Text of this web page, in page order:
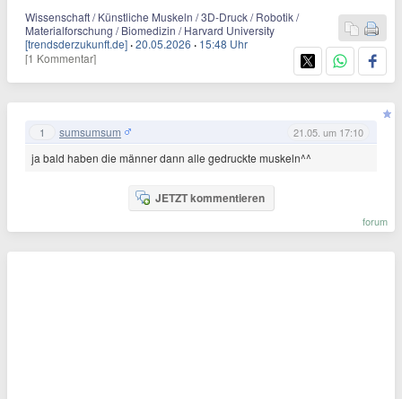
Wissenschaft / Künstliche Muskeln / 3D-Druck / Robotik /
Materialforschung / Biomedizin / Harvard University
[trendsderzukunft.de] ·20.05.2026 · 15:48 Uhr
[1 Kommentar]
1 sumsumsum 21.05. um 17:10
ja bald haben die männer dann alle gedruckte muskeln^^
JETZT kommentieren
forum